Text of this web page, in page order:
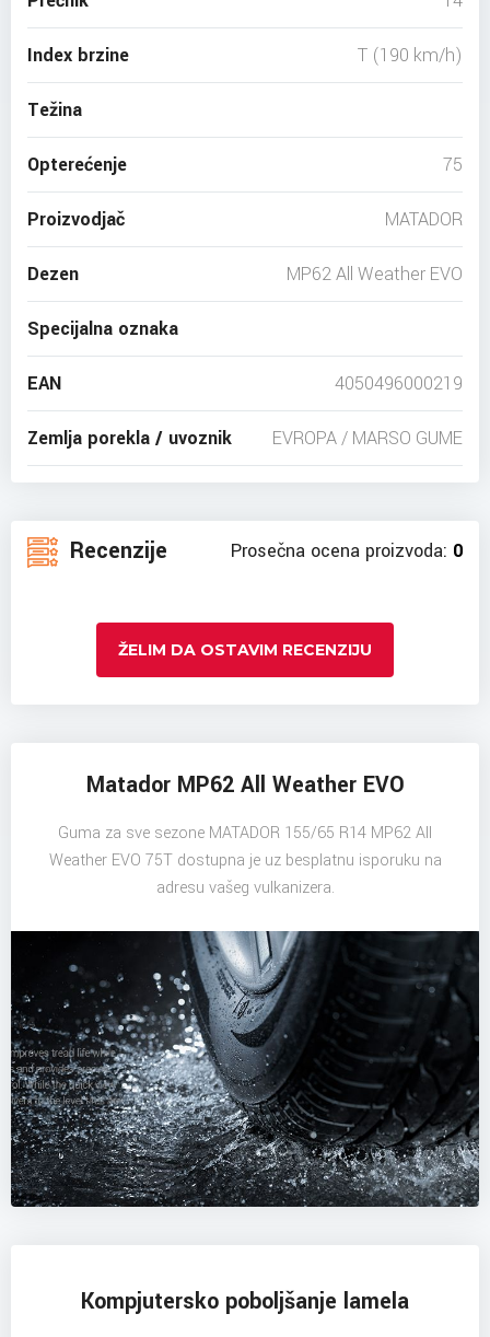
Index brzine T (190 km/h)
Težina
Opterećenje 75
Proizvodjač MATADOR
Dezen MP62 All Weather EVO
Specijalna oznaka
EAN 4050496000219
Zemlja porekla / uvoznik EVROPA / MARSO GUME
Recenzije Prosečna ocena proizvoda: 0
ŽELIM DA OSTAVIM RECENZIJU
Matador MP62 All Weather EVO
Guma za sve sezone MATADOR 155/65 R14 MP62 All
Weather EVO 75T dostupna je uz besplatnu isporuku na
adresu vašeg vulkanizera.
Kompjutersko poboljšanje lamela